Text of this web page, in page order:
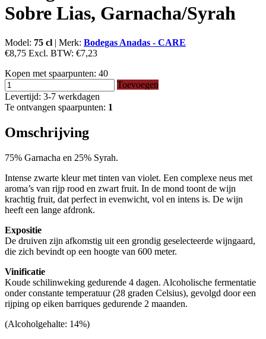
Sobre Lias, Garnacha/Syrah
Model: 75 cl | Merk: Bodegas Anadas - CARE
€8,75 Excl. BTW: €7,23
Kopen met spaarpunten: 40
Toevoegen
Levertijd: 3-7 werkdagen
Te ontvangen spaarpunten: 1
Omschrijving
75% Garnacha en 25% Syrah.
Intense zwarte kleur met tinten van violet. Een complexe neus met
aroma’s van rijp rood en zwart fruit. In de mond toont de wijn
krachtig fruit, dat perfect in evenwicht, vol en intens is. De wijn
heeft een lange afdronk.
Expositie
De druiven zijn afkomstig uit een grondig geselecteerde wijngaard,
die zich bevindt op een hoogte van 600 meter.
Vinificatie
Koude schilinweking gedurende 4 dagen. Alcoholische fermentatie
onder constante temperatuur (28 graden Celsius), gevolgd door een
rijping op eiken barriques gedurende 2 maanden.
(Alcoholgehalte: 14%)